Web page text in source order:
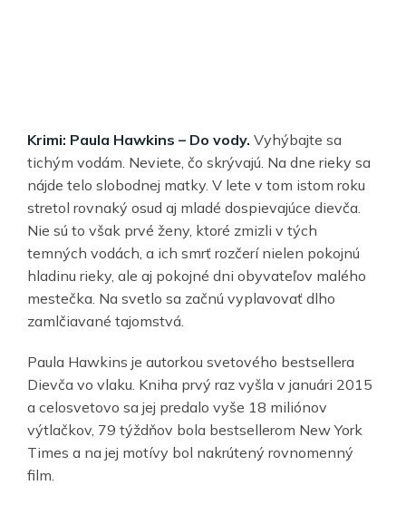
Krimi: Paula Hawkins – Do vody. Vyhýbajte sa
tichým vodám. Neviete, čo skrývajú. Na dne rieky sa
nájde telo slobodnej matky. V lete v tom istom roku
stretol rovnaký osud aj mladé dospievajúce dievča.
Nie sú to však prvé ženy, ktoré zmizli v tých
temných vodách, a ich smrť rozčerí nielen pokojnú
hladinu rieky, ale aj pokojné dni obyvateľov malého
mestečka. Na svetlo sa začnú vyplavovať dlho
zamlčiavané tajomstvá.
Paula Hawkins je autorkou svetového bestsellera
Dievča vo vlaku. Kniha prvý raz vyšla v januári 2015
a celosvetovo sa jej predalo vyše 18 miliónov
výtlačkov, 79 týždňov bola bestsellerom New York
Times a na jej motívy bol nakrútený rovnomenný
film.